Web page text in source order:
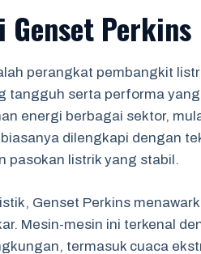
Genset Perkins
perangkat pembangkit
tangguh serta performa
energi berbagai sektor,
dilengkapi dengan
pasokan listrik yang stabil.
Genset Perkins
Mesin-mesin ini terkenal
termasuk cuaca